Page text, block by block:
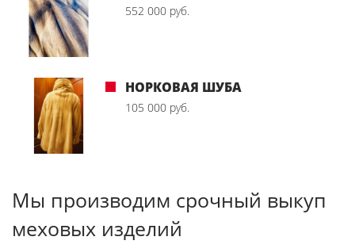
552 000 руб.
НОРКОВАЯ ШУБА
105 000 руб.
Мы производим срочный выкуп
меховых изделий